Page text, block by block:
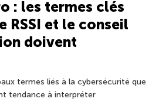
: les termes clés
RSSI et le conseil
doivent
termes liés à la cybersécurité que
tendance à interpréter